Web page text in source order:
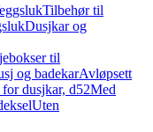
Tilbehør til
Dusjkar og
til
og badekarAvløpsett
dusjkar, d52Med
Uten